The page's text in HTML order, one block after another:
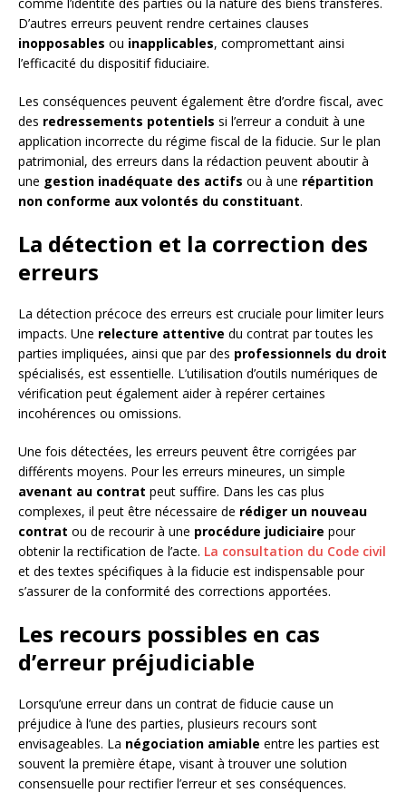
D’autres erreurs peuvent rendre certaines clauses
inopposables ou inapplicables, compromettant ainsi
l’efficacité du dispositif fiduciaire.
Les conséquences peuvent également être d’ordre fiscal, avec
des redressements potentiels si l’erreur a conduit à une
application incorrecte du régime fiscal de la fiducie. Sur le plan
patrimonial, des erreurs dans la rédaction peuvent aboutir à
une gestion inadéquate des actifs ou à une répartition
non conforme aux volontés du constituant.
La détection et la correction des
erreurs
La détection précoce des erreurs est cruciale pour limiter leurs
impacts. Une relecture attentive du contrat par toutes les
parties impliquées, ainsi que par des professionnels du droit
spécialisés, est essentielle. L’utilisation d’outils numériques de
vérification peut également aider à repérer certaines
incohérences ou omissions.
Une fois détectées, les erreurs peuvent être corrigées par
différents moyens. Pour les erreurs mineures, un simple
avenant au contrat peut suffire. Dans les cas plus
complexes, il peut être nécessaire de rédiger un nouveau
contrat ou de recourir à une procédure judiciaire pour
obtenir la rectification de l’acte. La consultation du Code civil
et des textes spécifiques à la fiducie est indispensable pour
s’assurer de la conformité des corrections apportées.
Les recours possibles en cas
d’erreur préjudiciable
Lorsqu’une erreur dans un contrat de fiducie cause un
préjudice à l’une des parties, plusieurs recours sont
envisageables. La négociation amiable entre les parties est
souvent la première étape, visant à trouver une solution
consensuelle pour rectifier l’erreur et ses conséquences.